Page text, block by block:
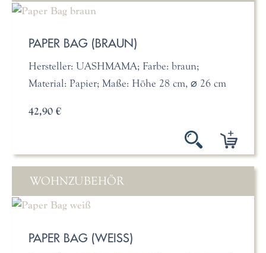
PAPER BAG (BRAUN)
Hersteller: UASHMAMA; Farbe: braun;
Material: Papier; Maße: Höhe 28 cm, ⌀ 26 cm
42,90 €
WOHNZUBEHÖR
PAPER BAG (WEISS)